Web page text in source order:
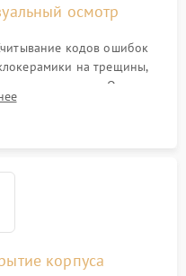
осмотр
кодов ошибок
на трещины,
нагрева. Опрос
не видит посуду,
корпуса